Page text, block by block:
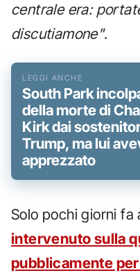
centrale era:
discutiamone".
South Park
della morte di
Kirk dai
Trump, ma lui
apprezzato
Solo pochi giorni fa
intervenuto sulla
pubblicamente